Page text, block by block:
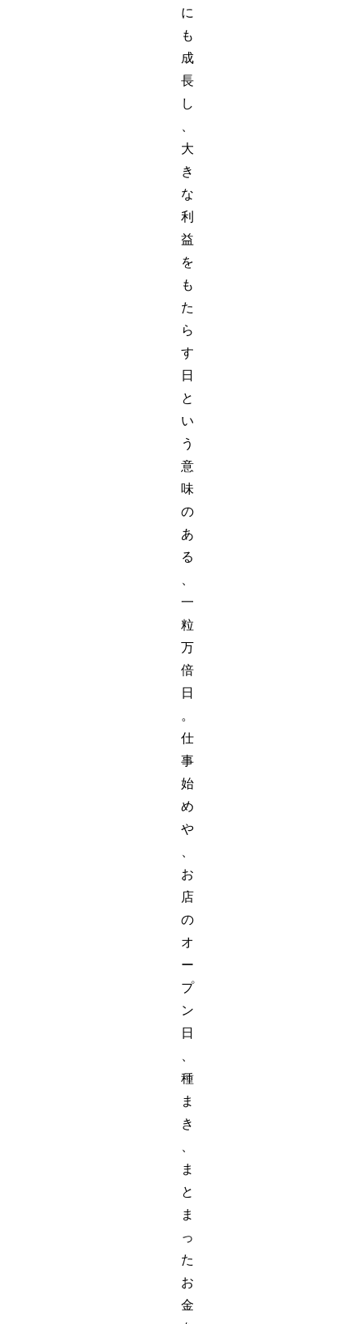
に
も
成
長
し
大
き
な
利
益
を
も
た
ら
す
日
と
い
う
意
味
の
あ
る
一
粒
万
倍
日
。
仕
事
始
め
や
お
店
の
オ
ー
プ
ン
日
種
ま
き
ま
と
ま
っ
た
お
金